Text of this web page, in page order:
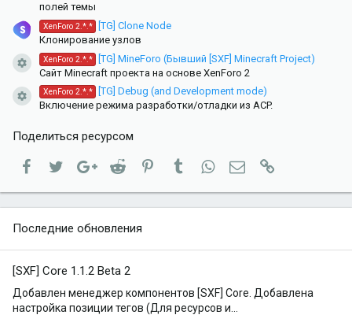
полей темы
XenForo 2.*.*
[TG] Clone Node
Клонирование узлов
Иконка ресурса
XenForo 2.*.*
[TG] MineForo (Бывший [SXF] Minecraft Project)
Сайт Minecraft проекта на основе XenForo 2
Иконка ресурса
XenForo 2.*.*
[TG] Debug (and Development mode)
Включение режима разработки/отладки из ACP.
Поделиться ресурсом
FacebookTwitterGoogle+Reddit PinterestTumblrWhatsAppЭлектронная почта
Последние обновления
[SXF] Core 1.1.2 Beta 2
Добавлен менеджер компонентов [SXF] Core. Добавлена
настройка позиции тегов (Для ресурсов и...